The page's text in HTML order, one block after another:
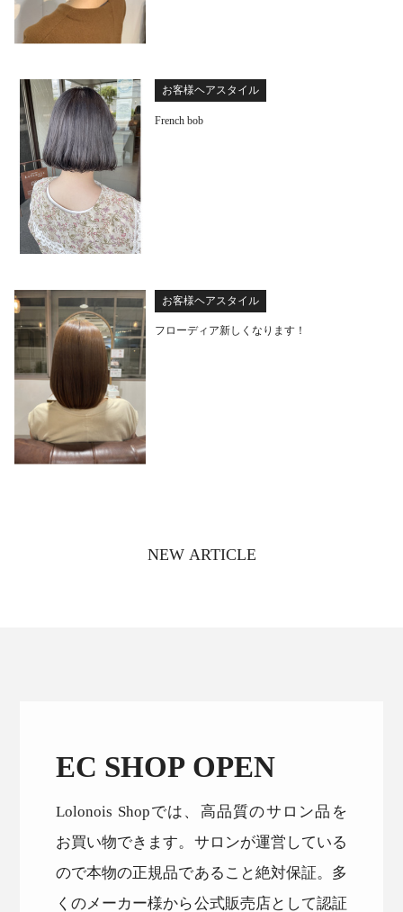
お客様ヘアスタイル
French bob
お客様ヘアスタイル
フローディア新しくなります！
NEW ARTICLE
EC SHOP OPEN
Lolonois Shopでは、高品質のサロン品を
お買い物できます。サロンが運営している
ので本物の正規品であること絶対保証。多
くのメーカー様から公式販売店として認証